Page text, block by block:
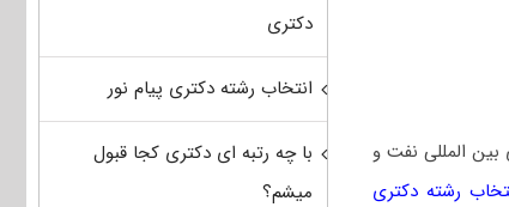
بین المللی نفت و
رشته دکتری
دکتری
انتخاب رشته دکتری پیام نور
با چه رتبه ای دکتری کجا قبول
میشم؟